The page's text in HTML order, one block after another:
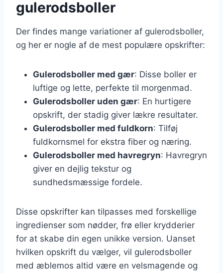
gulerodsboller
Der findes mange variationer af gulerodsboller,
og her er nogle af de mest populære opskrifter:
Gulerodsboller med gær: Disse boller er
luftige og lette, perfekte til morgenmad.
Gulerodsboller uden gær: En hurtigere
opskrift, der stadig giver lækre resultater.
Gulerodsboller med fuldkorn: Tilføj
fuldkornsmel for ekstra fiber og næring.
Gulerodsboller med havregryn: Havregryn
giver en dejlig tekstur og
sundhedsmæssige fordele.
Disse opskrifter kan tilpasses med forskellige
ingredienser som nødder, frø eller krydderier
for at skabe din egen unikke version. Uanset
hvilken opskrift du vælger, vil gulerodsboller
med æblemos altid være en velsmagende og